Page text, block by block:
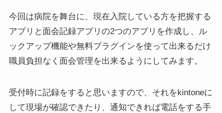
今回は病院を舞台に、現在入院している方を把握する
アプリと面会記録アプリの2つのアプリを作成し、ル
ックアップ機能や無料プラグインを使って出来るだけ
職員負担なく面会管理を出来るようにしてみます。
受付時に記録をすると思いますので、それをkintoneに
して現場が確認できたり、通知できれば電話をする手